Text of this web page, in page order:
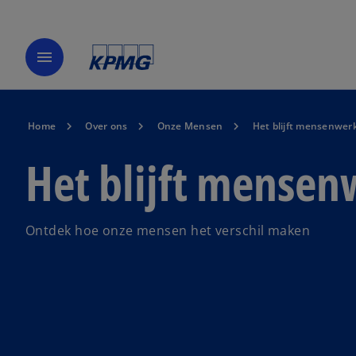
menu
Home Over ons Onze Mensen Het blijft
Het blijft
Ontdek hoe onze mensen het verschil maken